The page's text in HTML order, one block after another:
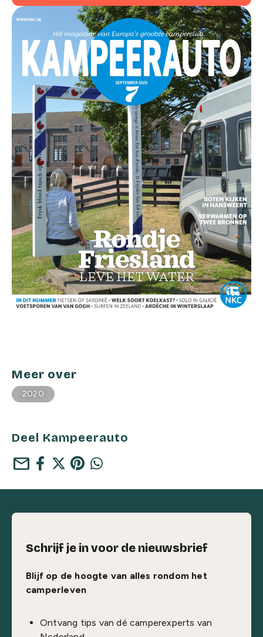
Meer over
2020
Deel Kampeerauto
mail
Schrijf je in voor de nieuwsbrief
Blijf op de hoogte van alles rondom het
camperleven
Ontvang tips van dé camperexperts van